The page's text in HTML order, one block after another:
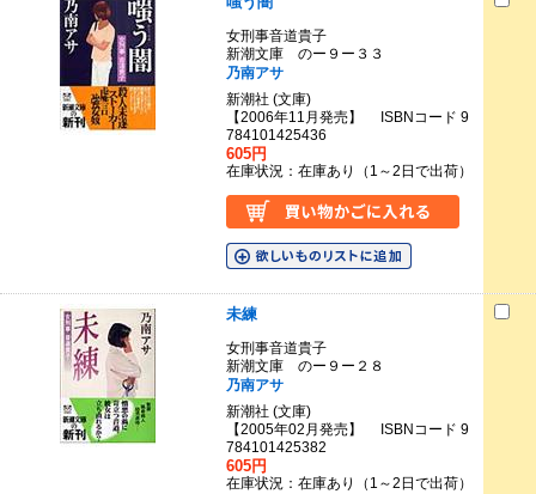
女刑事音道貴子
新潮文庫 のー９ー３３
乃南アサ
新潮社 (文庫)
【2006年11月発売】 ISBNコード 9
784101425436
605円
在庫状況：在庫あり（1～2日で出荷）
未練
女刑事音道貴子
新潮文庫 のー９ー２８
乃南アサ
新潮社 (文庫)
【2005年02月発売】 ISBNコード 9
784101425382
605円
在庫状況：在庫あり（1～2日で出荷）